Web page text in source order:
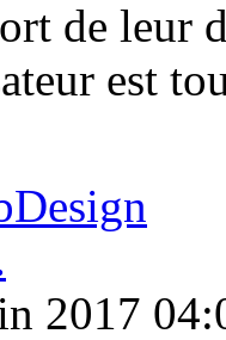
de
est
2017